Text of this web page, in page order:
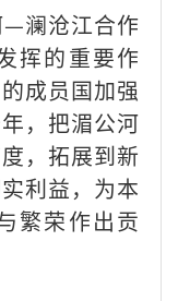
—澜沧江合作
挥的重要作
成员国加强
，把湄公河
，拓展到新
利益，为本
繁荣作出贡